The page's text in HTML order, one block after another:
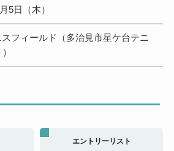
5日（木）
フィールド（多治見市星ケ台テニ
エントリーリスト